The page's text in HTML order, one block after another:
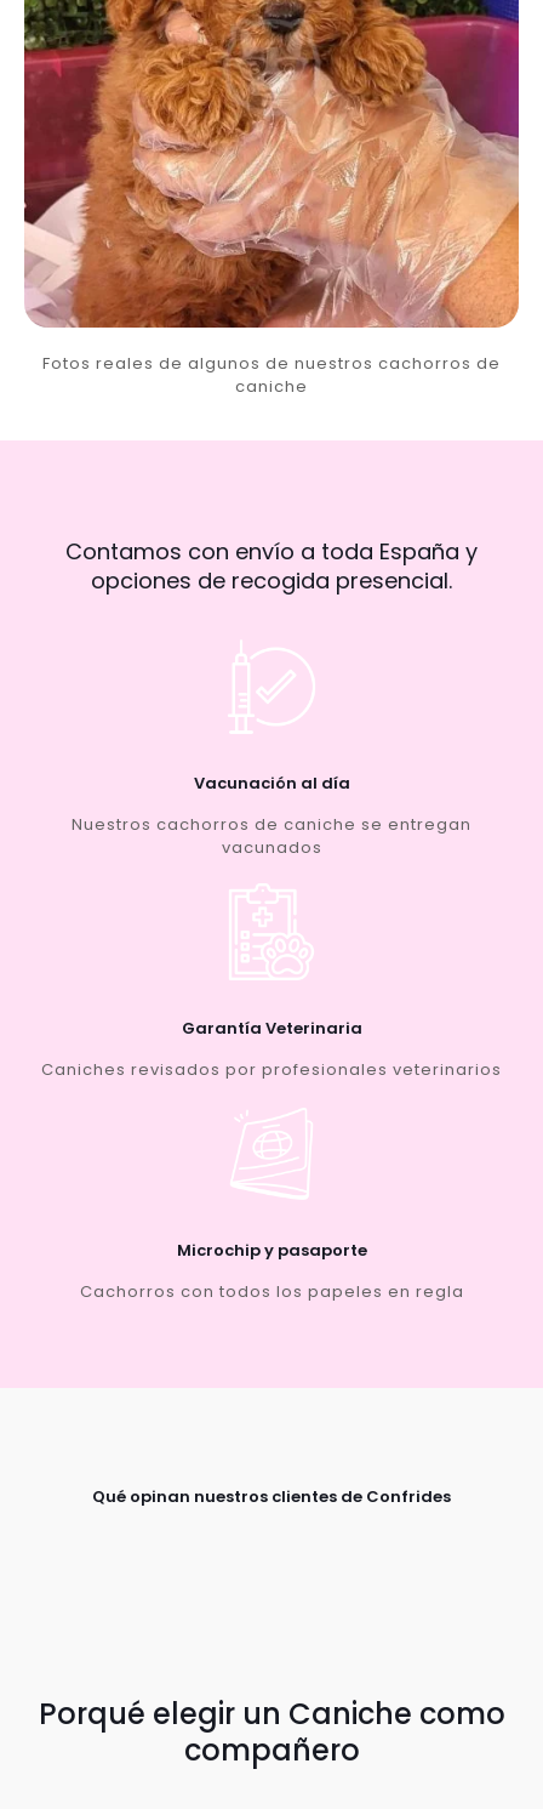
Fotos reales de algunos de nuestros cachorros de
caniche
Contamos con envío a toda España y
opciones de recogida presencial.
Vacunación al día
Nuestros cachorros de caniche se entregan
vacunados
Garantía Veterinaria
Caniches revisados por profesionales veterinarios
Microchip y pasaporte
Cachorros con todos los papeles en regla
Qué opinan nuestros clientes de Confrides
Porqué elegir un Caniche como
compañero